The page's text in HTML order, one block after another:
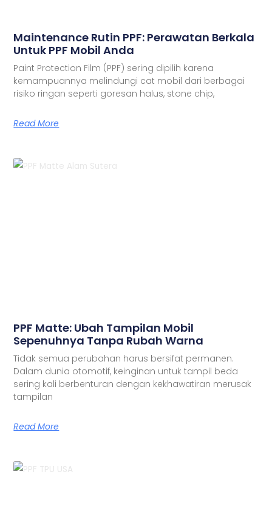
Maintenance Rutin PPF: Perawatan Berkala
Untuk PPF Mobil Anda
Paint Protection Film (PPF) sering dipilih karena
kemampuannya melindungi cat mobil dari berbagai
risiko ringan seperti goresan halus, stone chip,
Read More
PPF Matte: Ubah Tampilan Mobil
Sepenuhnya Tanpa Rubah Warna
Tidak semua perubahan harus bersifat permanen.
Dalam dunia otomotif, keinginan untuk tampil beda
sering kali berbenturan dengan kekhawatiran merusak
tampilan
Read More